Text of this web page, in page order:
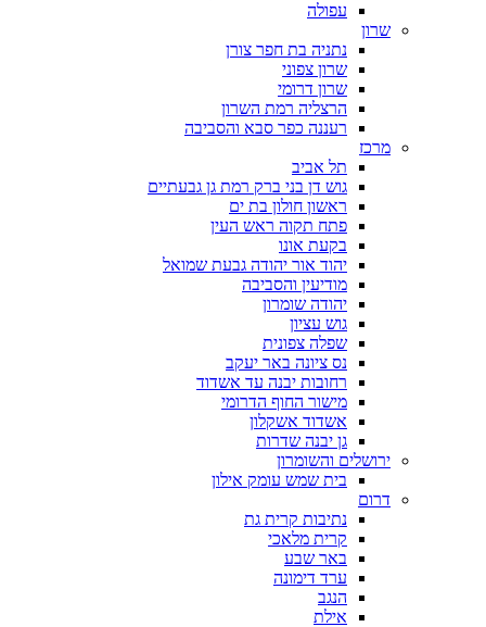
עפולה
שרון
נתניה בת חפר צורן
שרון צפוני
שרון דרומי
הרצליה רמת השרון
רעננה כפר סבא והסביבה
מרכז
תל אביב
גוש דן בני ברק רמת גן גבעתיים
ראשון חולון בת ים
פתח תקוה ראש העין
בקעת אונו
יהוד אור יהודה גבעת שמואל
מודיעין והסביבה
יהודה שומרון
גוש עציון
שפלה צפונית
נס ציונה באר יעקב
רחובות יבנה עד אשדוד
מישור החוף הדרומי
אשדוד אשקלון
גן יבנה שדרות
ירושלים והשומרון
בית שמש עומק אילון
דרום
נתיבות קרית גת
קרית מלאכי
באר שבע
ערד דימונה
הנגב
אילת